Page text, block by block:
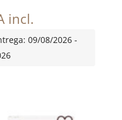
incl.
09/08/2026 -